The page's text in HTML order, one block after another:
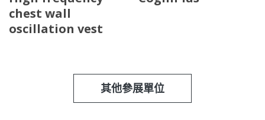
chest wall
oscillation vest
其他參展單位